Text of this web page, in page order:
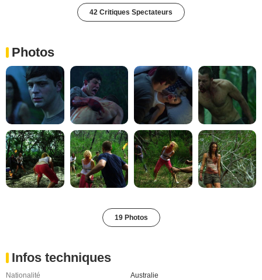
42 Critiques Spectateurs
Photos
19 Photos
Infos techniques
Nationalité
Australie